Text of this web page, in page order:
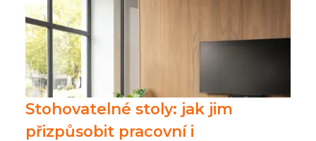
Stohovatelné stoly: jak jim
přizpůsobit pracovní i